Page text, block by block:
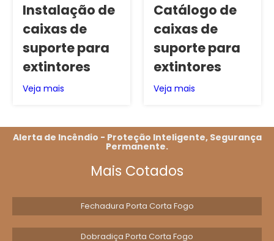
Instalação de
caixas de
suporte para
extintores
Veja mais
Catálogo de
caixas de
suporte para
extintores
Veja mais
Alerta de Incêndio - Proteção Inteligente, Segurança
Permanente.
Mais Cotados
Fechadura Porta Corta Fogo
Dobradiça Porta Corta Fogo